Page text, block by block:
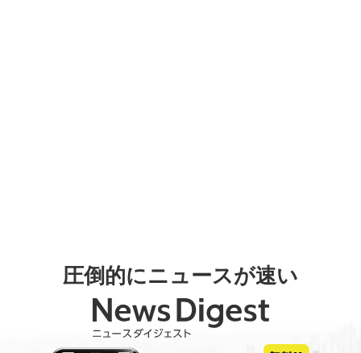
圧倒的にニュースが速い